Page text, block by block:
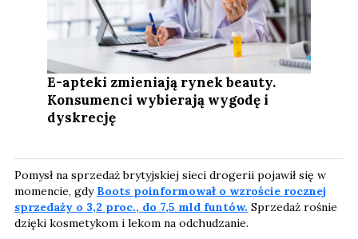
E-apteki zmieniają rynek beauty.
Konsumenci wybierają wygodę i
dyskrecję
Pomysł na sprzedaż brytyjskiej sieci drogerii pojawił się w
momencie, gdy Boots poinformował o wzroście rocznej
sprzedaży o 3,2 proc., do 7,5 mld funtów. Sprzedaż rośnie
dzięki kosmetykom i lekom na odchudzanie.